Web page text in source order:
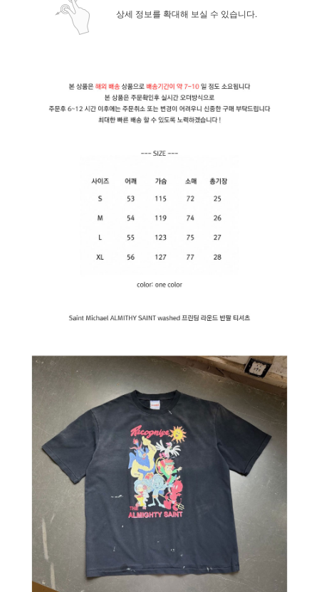
상세 정보를 확대해 보실 수 있습니다.